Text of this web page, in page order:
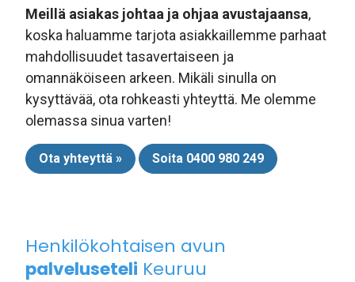
Meillä asiakas johtaa ja ohjaa avustajaansa,
koska haluamme tarjota asiakkaillemme parhaat
mahdollisuudet tasavertaiseen ja
omannäköiseen arkeen. Mikäli sinulla on
kysyttävää, ota rohkeasti yhteyttä. Me olemme
olemassa sinua varten!
Ota yhteyttä » Soita 0400 980 249
Henkilökohtaisen avun
palveluseteli Keuruu